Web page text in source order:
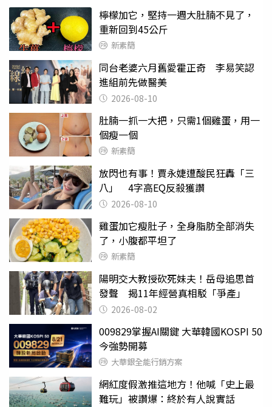
檸檬加它，堅持一週大肚腩不見了，
重新回到45公斤
新素簡
同台老婆六月舊愛霍正奇 李易笑認
進組前先做醫美
2026-08-10
肚腩一抓一大把，只需1個雞蛋，用一
個瘦一個
新素簡
放閃也有事！賈永婕遭酸民狂轟「三
八」 4字高EQ反殺獲讚
2026-08-10
雞蛋加它瘦肚子，全身脂肪全部消失
了，小腹都平坦了
新素簡
陽明交大教授砍死妹夫！岳母追思首
發聲 揭11年經營真相駁「爭產」
2026-08-02
009829掌握AI關鍵 大華韓國KOSPI 50
今強勢開募
大華銀全能行銷方案
網紅度假激推這地方！他喊「史上最
難玩」被讚爆：終於有人說實話